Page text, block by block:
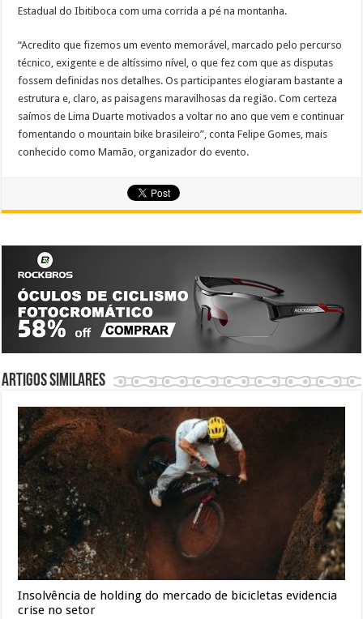
Estadual do Ibitiboca com uma corrida a pé na montanha.
“Acredito que fizemos um evento memorável, marcado pelo percurso
técnico, exigente e de altíssimo nível, o que fez com que as disputas
fossem definidas nos detalhes. Os participantes elogiaram bastante a
estrutura e, claro, as paisagens maravilhosas da região. Com certeza
saímos de Lima Duarte motivados a voltar no ano que vem e continuar
fomentando o mountain bike brasileiro”, conta Felipe Gomes, mais
conhecido como Mamão, organizador do evento.
Artigos similares
Insolvência de holding do mercado de bicicletas evidencia
crise no setor